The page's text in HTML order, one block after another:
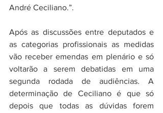
André Ceciliano.”.
Após as discussões entre deputados e
as categorias profissionais as medidas
vão receber emendas em plenário e só
voltarão a serem debatidas em uma
segunda rodada de audiências. A
determinação de Ceciliano é que só
depois que todas as dúvidas forem